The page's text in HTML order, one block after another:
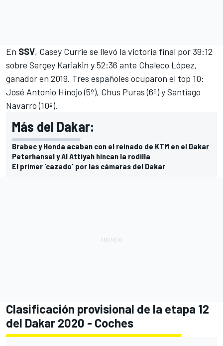
En SSV, Casey Currie se llevó la victoria final por 39:12
sobre Sergey Kariakin y 52:36 ante Chaleco López,
ganador en 2019. Tres españoles ocuparon el top 10:
José Antonio Hinojo (5º), Chus Puras (6º) y Santiago
Navarro (10º).
Más del Dakar:
Brabec y Honda acaban con el reinado de KTM en el Dakar
Peterhansel y Al Attiyah hincan la rodilla
El primer 'cazado' por las cámaras del Dakar
Clasificación provisional de la etapa 12
del Dakar 2020 - Coches